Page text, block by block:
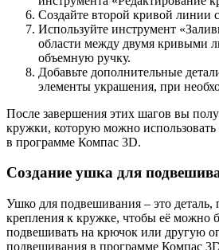
Создайте второй кривой линии
Используйте инструмент
области между двумя кривыми
объемную ручку.
Добавьте дополнительные
элементы украшения, при
После завершения этих шагов вы
кружки, которую можно
в программе Компас 3D.
Создание ушка для
Ушко для подвешивания – это деталь,
крепления к кружке, чтобы её можно
подвешивать на крючок или другую
подвешивания в программе Компас